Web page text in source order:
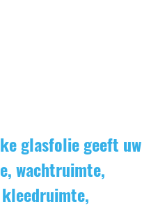
glasfolie geeft uw
wachtruimte,